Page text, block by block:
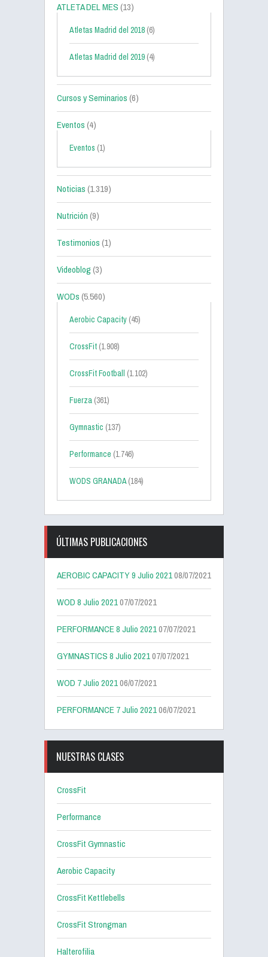
ATLETA DEL MES(13)
Atletas Madrid del 2018 (6)
Atletas Madrid del 2019 (4)
Cursos y Seminarios(6)
Eventos(4)
Eventos (1)
Noticias(1.319)
Nutrición(9)
Testimonios(1)
Videoblog(3)
WODs(5.560)
Aerobic Capacity (45)
CrossFit (1.908)
CrossFit Football (1.102)
Fuerza (361)
Gymnastic (137)
Performance (1.746)
WODS GRANADA(184)
ÚLTIMAS PUBLICACIONES
AEROBIC CAPACITY 9 Julio 202108/07/2021
WOD 8 Julio 202107/07/2021
PERFORMANCE 8 Julio 202107/07/2021
GYMNASTICS 8 Julio 202107/07/2021
WOD 7 Julio 202106/07/2021
PERFORMANCE 7 Julio 202106/07/2021
NUESTRAS CLASES
CrossFit
Performance
CrossFit Gymnastic
Aerobic Capacity
CrossFit Kettlebells
CrossFit Strongman
Halterofilia